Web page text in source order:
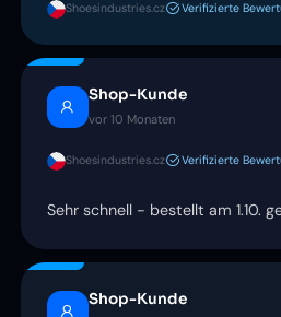
Shoesindustries.cz Verifizierte
Shop-Kunde
vor 10 Monaten
Shoesindustries.cz Verifizierte
Sehr schnell - bestellt am 1.10.
Shop-Kunde